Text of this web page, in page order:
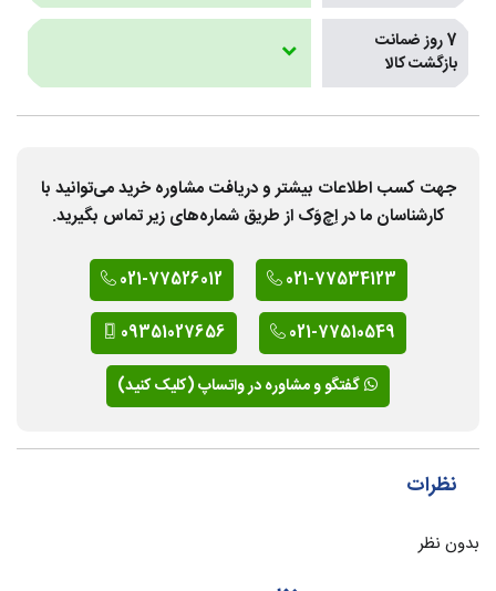
7 روز ضمانت
بازگشت کالا
جهت کسب اطلاعات بیشتر و دریافت مشاوره خرید می‌توانید با
کارشناسان ما در اِچ‌وَک از طریق شماره‌های زیر تماس بگیرید.
021-77534123
021-77526012
021-77510549
09351027656
گفتگو و مشاوره در واتساپ (کلیک کنید)
نظرات
بدون نظر